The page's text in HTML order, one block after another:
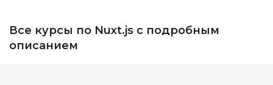
Все курсы по Nuxt.js с подробным
описанием